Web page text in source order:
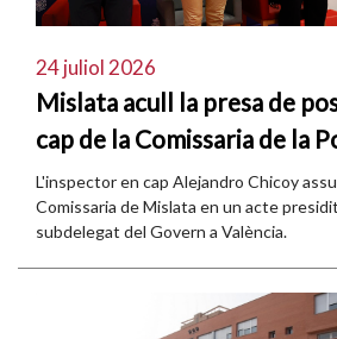
24 juliol 2026
Mislata acull la presa de
cap de la Comissaria de la
L'inspector en cap Alejandro Chicoy
Comissaria de Mislata en un acte
subdelegat del Govern a València.